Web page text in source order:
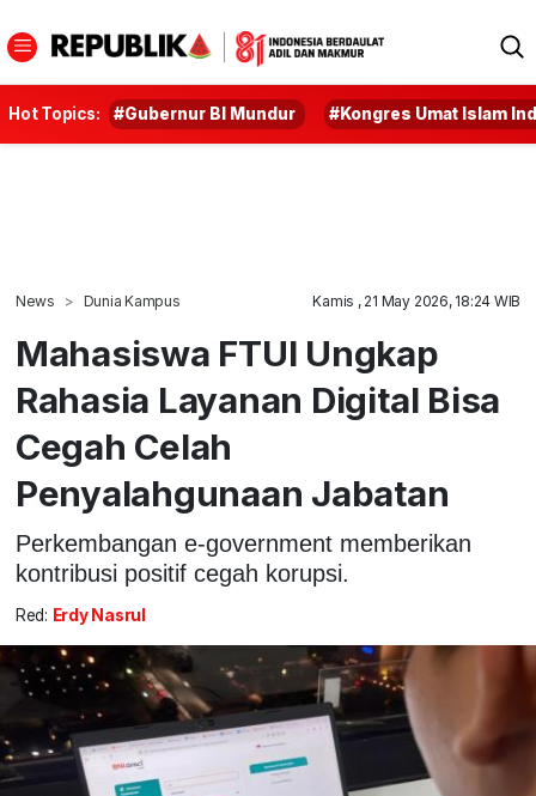
Hot Topics: #Gubernur BI Mundur #Kongres Umat Islam
News Dunia Kampus Kamis , 21 May 2026, 18:24 WIB
Mahasiswa FTUI Ungkap
Rahasia Layanan Digital Bisa
Cegah Celah
Penyalahgunaan Jabatan
Perkembangan e-government memberikan
kontribusi positif cegah korupsi.
Red: Erdy Nasrul